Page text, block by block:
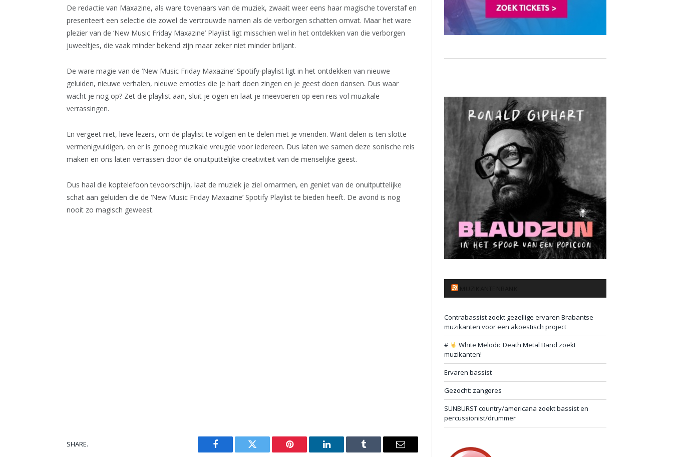
De redactie van Maxazine, als ware tovenaars van de muziek, zwaait weer eens haar magische toverstaf en
presenteert een selectie die zowel de vertrouwde namen als de verborgen schatten omvat. Maar het ware
plezier van de ‘New Music Friday Maxazine’ Playlist ligt misschien wel in het ontdekken van die verborgen
juweeltjes, die vaak minder bekend zijn maar zeker niet minder briljant.
De ware magie van de ‘New Music Friday Maxazine’-Spotify-playlist ligt in het ontdekken van nieuwe
geluiden, nieuwe verhalen, nieuwe emoties die je hart doen zingen en je geest doen dansen. Dus waar
wacht je nog op? Zet die playlist aan, sluit je ogen en laat je meevoeren op een reis vol muzikale
verrassingen.
En vergeet niet, lieve lezers, om de playlist te volgen en te delen met je vrienden. Want delen is ten slotte
vermenigvuldigen, en er is genoeg muzikale vreugde voor iedereen. Dus laten we samen deze sonische reis
maken en ons laten verrassen door de onuitputtelijke creativiteit van de menselijke geest.
Dus haal die koptelefoon tevoorschijn, laat de muziek je ziel omarmen, en geniet van de onuitputtelijke
schat aan geluiden die de ‘New Music Friday Maxazine’ Spotify Playlist te bieden heeft. De avond is nog
nooit zo magisch geweest.
SHARE.
Facebook Twitter Pinterest LinkedIn Tumblr Email
Contrabassist zoekt gezellige ervaren Brabantse
muzikanten voor een akoestisch project
#
White Melodic Death Metal Band zoekt
muzikanten!
Ervaren bassist
Gezocht: zangeres
SUNBURST country/americana zoekt bassist en
percussionist/drummer